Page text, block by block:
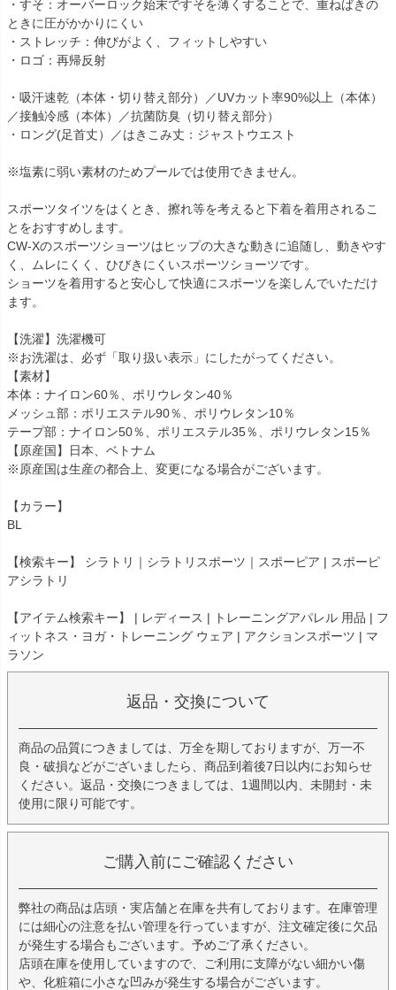
・すそ：オーバーロック始末ですそを薄くすることで、重ねばきの
ときに圧がかかりにくい
・ストレッチ：伸びがよく、フィットしやすい
・ロゴ：再帰反射
・吸汗速乾（本体・切り替え部分）／UVカット率90%以上（本体）
／接触冷感（本体）／抗菌防臭（切り替え部分）
・ロング(足首丈）／はきこみ丈：ジャストウエスト
※塩素に弱い素材のためプールでは使用できません。
スポーツタイツをはくとき、擦れ等を考えると下着を着用されるこ
とをおすすめします。
CW-Xのスポーツショーツはヒップの大きな動きに追随し、動きやす
く、ムレにくく、ひびきにくいスポーツショーツです。
ショーツを着用すると安心して快適にスポーツを楽しんでいただけ
ます。
【洗濯】洗濯機可
※お洗濯は、必ず「取り扱い表示」にしたがってください。
【素材】
本体：ナイロン60％、ポリウレタン40％
メッシュ部：ポリエステル90％、ポリウレタン10％
テープ部：ナイロン50％、ポリエステル35％、ポリウレタン15％
【原産国】日本、ベトナム
※原産国は生産の都合上、変更になる場合がございます。
【カラー】
BL
【検索キー】 シラトリ｜シラトリスポーツ｜スポーピア | スポーピ
アシラトリ
【アイテム検索キー】 | レディース | トレーニングアパレル 用品 | フ
ィットネス・ヨガ・トレーニング ウェア | アクションスポーツ | マ
ラソン
返品・交換について
商品の品質につきましては、万全を期しておりますが、万一不
良・破損などがございましたら、商品到着後7日以内にお知らせ
ください。返品・交換につきましては、1週間以内、未開封・未
使用に限り可能です。
ご購入前にご確認ください
弊社の商品は店頭・実店舗と在庫を共有しております。在庫管理
には細心の注意を払い管理を行っていますが、注文確定後に欠品
が発生する場合もございます。予めご了承ください。
店頭在庫を使用していますので、ご利用に支障がない細かい傷
や、化粧箱に小さな凹みが発生する場合がございます。